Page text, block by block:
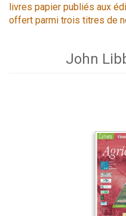
livres papier publiés aux
offert parmi trois titres de
John